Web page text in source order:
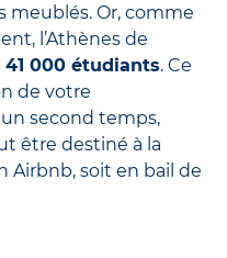
Or, comme
l’Athènes de
41 000 étudiants. Ce
de votre
second temps,
être destiné à la
Airbnb, soit en bail de